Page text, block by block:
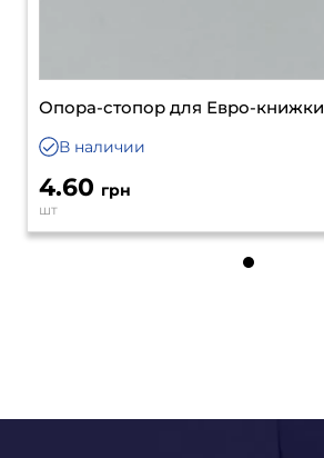
Опора-стопор для Евро-книжки
В наличии
4.60 грн
шт